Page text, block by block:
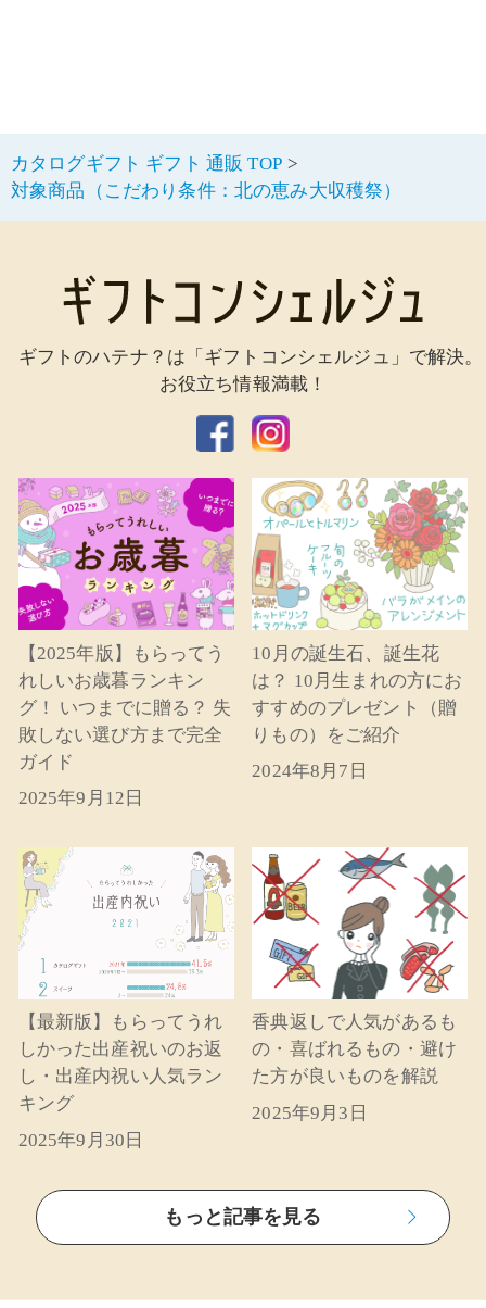
カタログギフト ギフト 通販 TOP
対象商品（こだわり条件：北の恵み大収穫祭）
ギフトのハテナ？は「ギフトコンシェルジュ」で解決。
お役立ち情報満載！
【2025年版】もらってう
れしいお歳暮ランキン
グ！ いつまでに贈る？ 失
敗しない選び方まで完全
ガイド
2025年9月12日
10月の誕生石、誕生花
は？ 10月生まれの方にお
すすめのプレゼント（贈
りもの）をご紹介
2024年8月7日
【最新版】もらってうれ
しかった出産祝いのお返
し・出産内祝い人気ラン
キング
2025年9月30日
香典返しで人気があるも
の・喜ばれるもの・避け
た方が良いものを解説
2025年9月3日
もっと記事を見る